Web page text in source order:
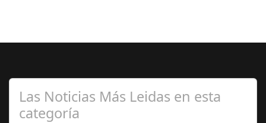
Las Noticias Más Leidas en esta
categoría